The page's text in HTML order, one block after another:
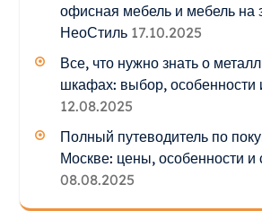
офисная мебель и мебель на
НеоСтиль 17.10.2025
Все, что нужно знать о
шкафах: выбор, особенности
12.08.2025
Полный путеводитель по
Москве: цены, особенности и
08.08.2025